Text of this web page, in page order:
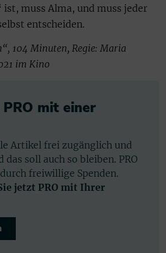
ist, muss Alma, und muss jeder
entscheiden.
104 Minuten, Regie: Maria
im Kino
mit einer
Artikel frei zugänglich und
soll auch so bleiben. PRO
freiwillige Spenden.
jetzt PRO mit Ihrer